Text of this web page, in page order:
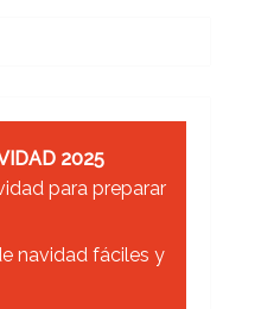
2025
para preparar
navidad fáciles y